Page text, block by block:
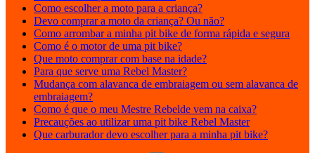
Como escolher a moto para a criança?
Devo comprar a moto da criança? Ou não?
Como arrombar a minha pit bike de forma rápida e segura
Como é o motor de uma pit bike?
Que moto comprar com base na idade?
Para que serve uma Rebel Master?
Mudança com alavanca de embraiagem ou sem alavanca de
embraiagem?
Como é que o meu Mestre Rebelde vem na caixa?
Precauções ao utilizar uma pit bike Rebel Master
Que carburador devo escolher para a minha pit bike?